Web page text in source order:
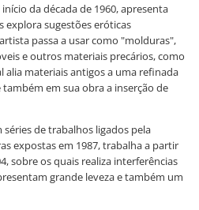
da década de 1960, apresenta
explora sugestões eróticas
passa a usar como "molduras",
e outros materiais precários, como
alia materiais antigos a uma refinada
em sua obra a inserção de
de trabalhos ligados pela
expostas em 1987, trabalha a partir
sobre os quais realiza interferências
grande leveza e também um